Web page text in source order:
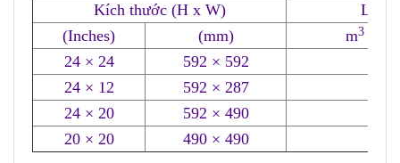
Kích thước (H x W)
Lưu
(Inches)
(mm) m3/ Hr
24 × 24
592 × 592
24 × 12
592 × 287
24 × 20
592 × 490
20 × 20
490 × 490